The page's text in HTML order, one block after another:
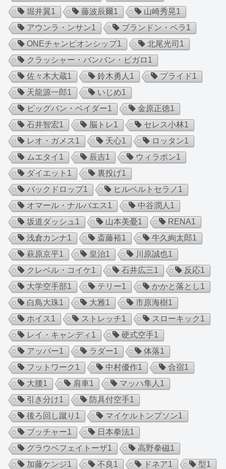
堀井翼1 藤波辰爾1 山崎秀晃1
アウンラ・ンサン1 ブランドン・ベラ1
ONEチャンピオンシップ1 北尾光司 1
クラッシャー・バンバン・ビガロ 1
佐々木大蔵1 鈴木勇人 1 プライド1
天龍源一郎1 いじめ1
ビッグバン・ベイダー1 金原正徳1
石井智宏1 脳トレ1 セレス小林1
レオ・ガメス1 天心1 ロッタン1
ムエタイ 1 辰吉1 ウィラポン1
ダイエット 1 裏投げ1
バックドロップ1 ヒルベルトセラノ 1
オマール・ナルバエス1 中谷潤人 1
坂道ダッシュ 1 山本美憂1 RENA1
浅倉カンナ1 斎藤裕1 牛久絢太郎1
萩原京平1 皇治1 川原誠也1
クレベル・コイケ1 石井広三1 反応1
大学空手部1 テリー1 かかと落とし1
白鳥大珠1 大雅1 市原海樹1
ホイス1 ストレッチ1 スローキック1
レイ・キャンディ 1 硬式空手1
アッパー1 ラダー1 体落1
フットワーク1 中村優作1 合宿1
大腰1 肩車1 マッハ隼人 1
引き分け1 防具付空手1
後ろ回し蹴り 1 マイケルトンプソン1
ブッチャー1 日本拳法1
グラウベフェイトーザ1 高野拳磁1
加藤ケンジ1 不良 1 ドネア1 型1